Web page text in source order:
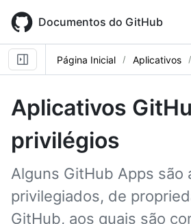
main
content
Documentos do GitHub
Página Inicial Aplicativos
Aplicativos
privilégios
Alguns GitHub Apps são
privilegiados, de
GitHub, aos quais são